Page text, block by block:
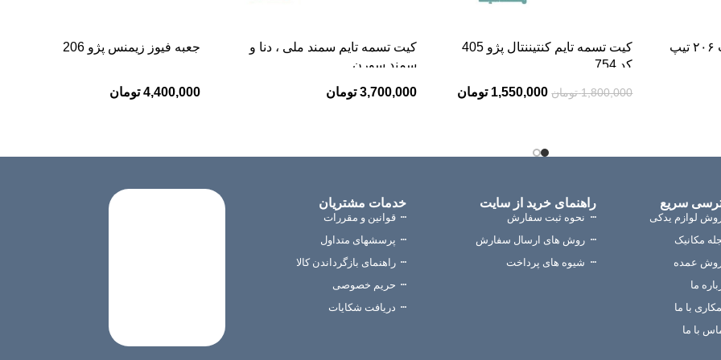
کیت تسمه تایم پاورگریپ ۲۰۶ تیپ
کیت تسمه تایم کنتیننتال پژو 405
کد 754
1,800,000 تومان 1,550,000 تومان
کیت تسمه تایم سمند ملی ، دنا و
سمند سورن
3,700,000 تومان
جعبه فیوز زیمنس پژو 206
4,400,000 تومان
سریع
لوازم یدکی
مکانیک
عمده
ما
با ما
با ما
راهنمای خرید از سایت
نحوه ثبت سفارش
روش های ارسال سفارش
شیوه های پرداخت
خدمات مشتریان
قوانین و مقررات
پرسشهای متداول
راهنمای بازگرداندن کالا
حریم خصوصی
دریافت شکایات